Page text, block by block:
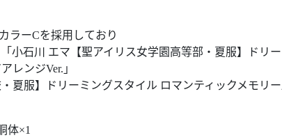
ラーCを採用しており
「小石川 エマ【聖アイリス女学園高等部・夏服】ドリ
レンジVer.」
・夏服】ドリーミングスタイル ロマンティックメモリ
体×1